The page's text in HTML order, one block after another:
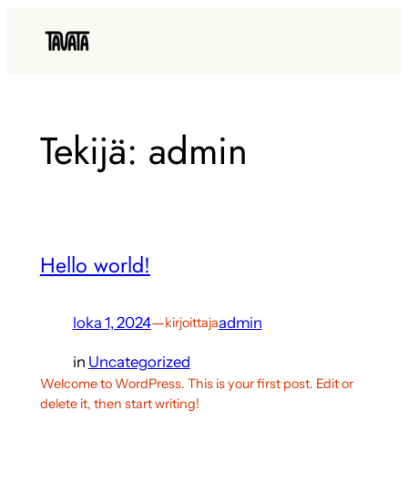
sisältöön
Tekijä: admin
Hello world!
loka 1, 2024—kirjoittajaadmin
in Uncategorized
Welcome to WordPress. This is your first post. Edit or
delete it, then start writing!